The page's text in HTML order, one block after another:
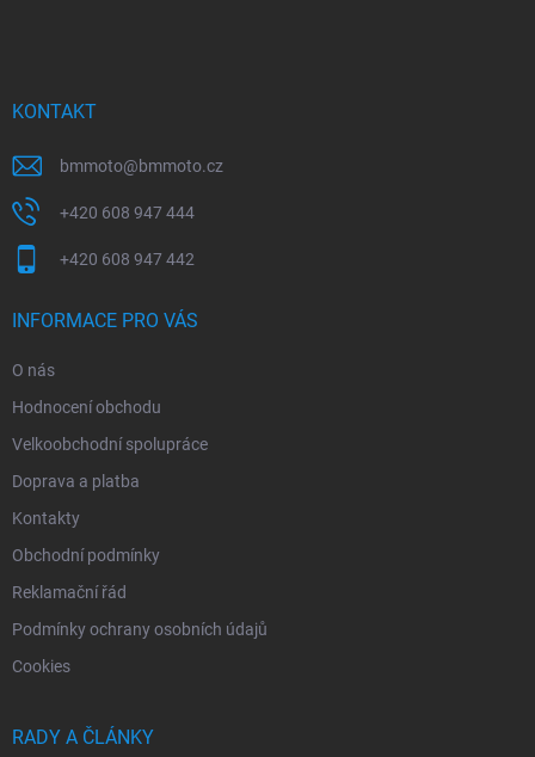
KONTAKT
bmmoto@bmmoto.cz
+420 608 947 444
+420 608 947 442
INFORMACE PRO VÁS
O nás
Hodnocení obchodu
Velkoobchodní spolupráce
Doprava a platba
Kontakty
Obchodní podmínky
Reklamační řád
Podmínky ochrany osobních údajů
Cookies
RADY A ČLÁNKY